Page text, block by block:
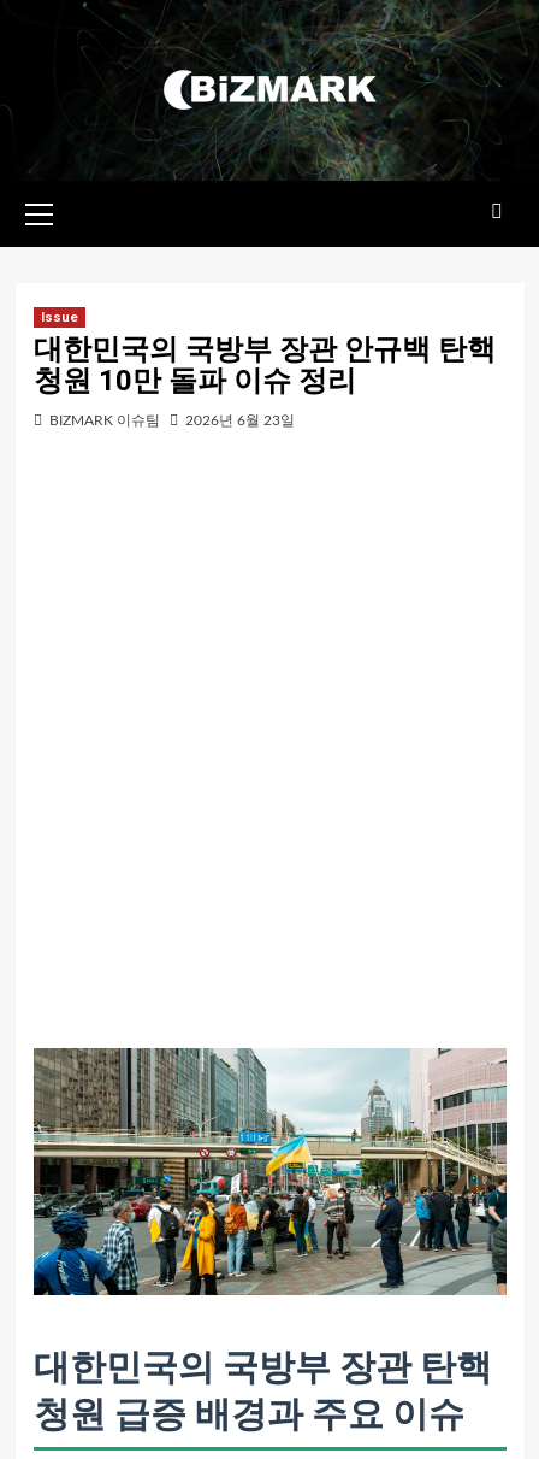
메뉴
Issue
대한민국의 국방부 장관 안규백 탄핵
청원 10만 돌파 이슈 정리
BIZMARK 이슈팀 2026년 6월 23일
대한민국의 국방부 장관 탄핵
청원 급증 배경과 주요 이슈